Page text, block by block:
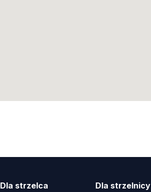
Dla strzelca Dla strzelnicy